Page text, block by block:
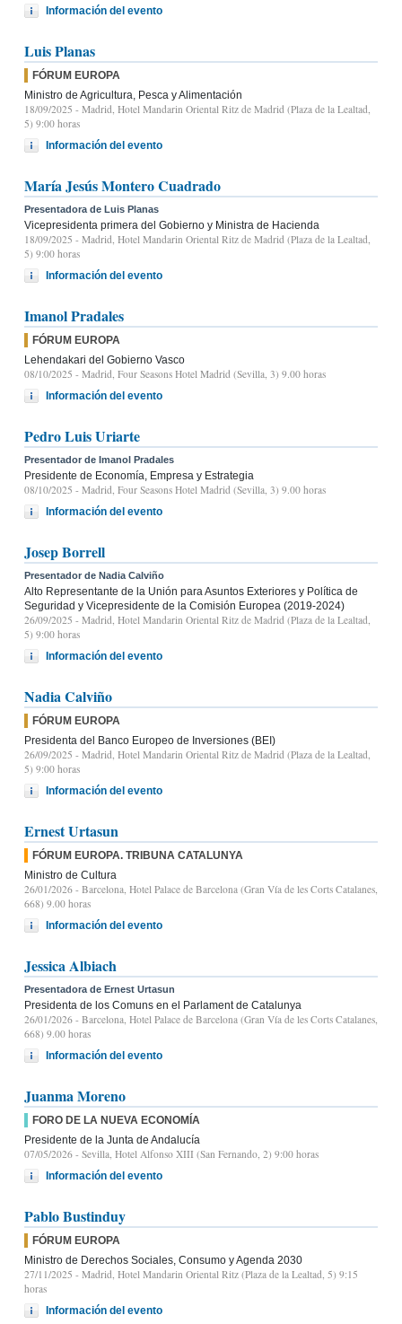
Información del evento
Luis Planas
FÓRUM EUROPA
Ministro de Agricultura, Pesca y Alimentación
18/09/2025 - Madrid, Hotel Mandarin Oriental Ritz de Madrid (Plaza de la Lealtad,
5) 9:00 horas
Información del evento
María Jesús Montero Cuadrado
Presentadora de Luis Planas
Vicepresidenta primera del Gobierno y Ministra de Hacienda
18/09/2025 - Madrid, Hotel Mandarin Oriental Ritz de Madrid (Plaza de la Lealtad,
5) 9:00 horas
Información del evento
Imanol Pradales
FÓRUM EUROPA
Lehendakari del Gobierno Vasco
08/10/2025 - Madrid, Four Seasons Hotel Madrid (Sevilla, 3) 9.00 horas
Información del evento
Pedro Luis Uriarte
Presentador de Imanol Pradales
Presidente de Economía, Empresa y Estrategia
08/10/2025 - Madrid, Four Seasons Hotel Madrid (Sevilla, 3) 9.00 horas
Información del evento
Josep Borrell
Presentador de Nadia Calviño
Alto Representante de la Unión para Asuntos Exteriores y Política de
Seguridad y Vicepresidente de la Comisión Europea (2019-2024)
26/09/2025 - Madrid, Hotel Mandarin Oriental Ritz de Madrid (Plaza de la Lealtad,
5) 9:00 horas
Información del evento
Nadia Calviño
FÓRUM EUROPA
Presidenta del Banco Europeo de Inversiones (BEI)
26/09/2025 - Madrid, Hotel Mandarin Oriental Ritz de Madrid (Plaza de la Lealtad,
5) 9:00 horas
Información del evento
Ernest Urtasun
FÓRUM EUROPA. TRIBUNA CATALUNYA
Ministro de Cultura
26/01/2026 - Barcelona, Hotel Palace de Barcelona (Gran Vía de les Corts Catalanes,
668) 9.00 horas
Información del evento
Jessica Albiach
Presentadora de Ernest Urtasun
Presidenta de los Comuns en el Parlament de Catalunya
26/01/2026 - Barcelona, Hotel Palace de Barcelona (Gran Vía de les Corts Catalanes,
668) 9.00 horas
Información del evento
Juanma Moreno
FORO DE LA NUEVA ECONOMÍA
Presidente de la Junta de Andalucía
07/05/2026 - Sevilla, Hotel Alfonso XIII (San Fernando, 2) 9:00 horas
Información del evento
Pablo Bustinduy
FÓRUM EUROPA
Ministro de Derechos Sociales, Consumo y Agenda 2030
27/11/2025 - Madrid, Hotel Mandarin Oriental Ritz (Plaza de la Lealtad, 5) 9:15
horas
Información del evento